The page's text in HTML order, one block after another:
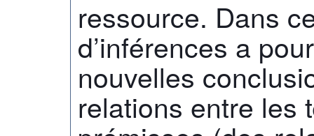
ressource. Dans
d’inférences a
nouvelles
relations entre les